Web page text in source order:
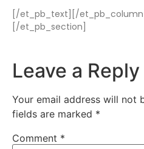
[/et_pb_text][/
[/et_pb_section]
Leave a Reply
Your email address will not
fields are marked *
Comment *